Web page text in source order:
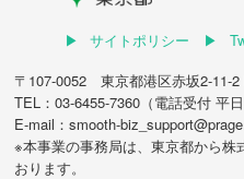
サイトポリシー
〒107-0052 東京都港区赤坂2-11-
TEL：03-6455-7360（電話受付 平
E-mail：smooth-
※本事業の事務局は、東京都から株
おります。